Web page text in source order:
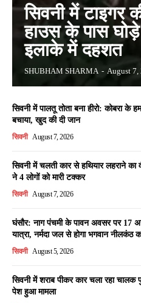
सिवनी में टाइगर
हाउस के पास
इलाके में दहशत
SHUBHAM SHARMA - August 7,
सिवनी में पालतू तोता बना हीरो: कोबरा
बचाया, खुद की दी जान
सिवनी August 7, 2026
सिवनी में चलती कार से हथियार लहराने का
ने 4 लोगों को मारी टक्कर
सिवनी August 7, 2026
घंसौर: नाग पंचमी के पावन अवसर पर 17
यात्रा, नर्मदा जल से होगा भगवान नीलकंठ
सिवनी August 5, 2026
सिवनी में शराब पीकर कार चला रहा
पेश हुआ मामला